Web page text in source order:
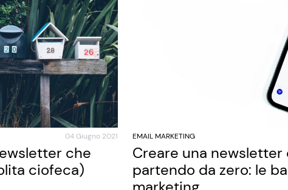
04 Giugno 2021
che
ciofeca)
EMAIL MARKETING
Creare una newsletter
partendo da zero: le